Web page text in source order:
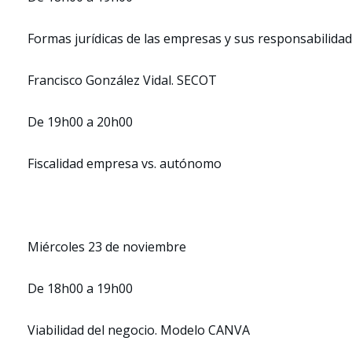
Formas jurídicas de las empresas y sus
Francisco González Vidal. SECOT
De 19h00 a 20h00
Fiscalidad empresa vs. autónomo
Miércoles 23 de noviembre
De 18h00 a 19h00
Viabilidad del negocio. Modelo CANVA